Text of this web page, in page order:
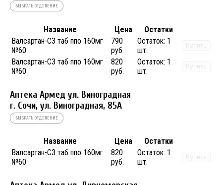
ВЫБРАТЬ ОТДЕЛЕНИЕ
Название Цена
Остатки
Валсартан-СЗ таб ппо 160мг
№60
790
руб.
Остаток: 1
шт.
Купить
Валсартан-СЗ таб ппо 160мг
№60
820
руб.
Остаток: 1
шт.
Купить
Аптека Армед ул. Виноградная
г. Сочи, ул. Виноградная, 85А
ВЫБРАТЬ ОТДЕЛЕНИЕ
Название Цена
Остатки
Валсартан-СЗ таб ппо 160мг
№60
820
руб.
Остаток: 1
шт.
Купить